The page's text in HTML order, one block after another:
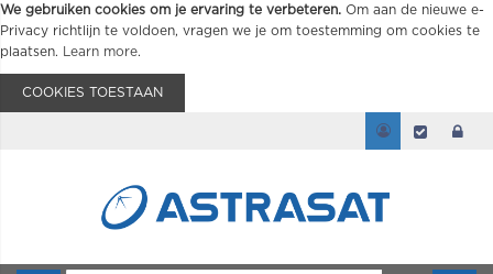
We gebruiken cookies om je ervaring te verbeteren. Om aan de nieuwe e-
Privacy richtlijn te voldoen, vragen we je om toestemming om cookies te
plaatsen.
Learn more.
COOKIES TOESTAAN